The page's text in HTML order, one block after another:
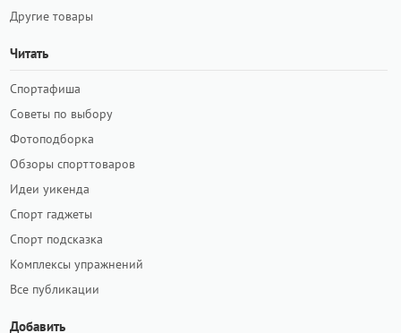
Другие товары
Читать
Спортафиша
Советы по выбору
Фотоподборка
Обзоры спорттоваров
Идеи уикенда
Спорт гаджеты
Спорт подсказка
Комплексы упражнений
Все публикации
Добавить